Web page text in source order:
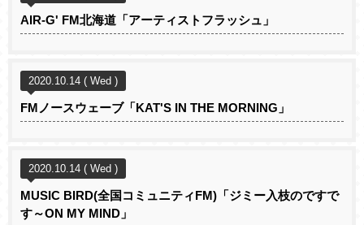
AIR-G' FM北海道「アーティストフラッシュ」
2020.10.14 ( Wed )
FMノースウェーブ「KAT'S IN THE MORNING」
2020.10.14 ( Wed )
MUSIC BIRD(全国コミュニティFM)「ジミー入枝のですで
す～ON MY MIND」